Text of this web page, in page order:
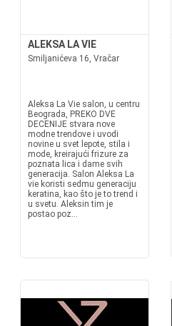
ALEKSA LA VIE
Smiljanićeva 16, Vračar
Aleksa La Vie salon, u centru
Beograda, PREKO DVE
DECENIJE stvara nove
modne trendove i uvodi
novine u svet lepote, stila i
mode, kreirajući frizure za
poznata lica i dame svih
generacija. Salon Aleksa La
vie koristi sedmu generaciju
keratina, kao što je to trend i
u svetu. Aleksin tim je
postao poz...